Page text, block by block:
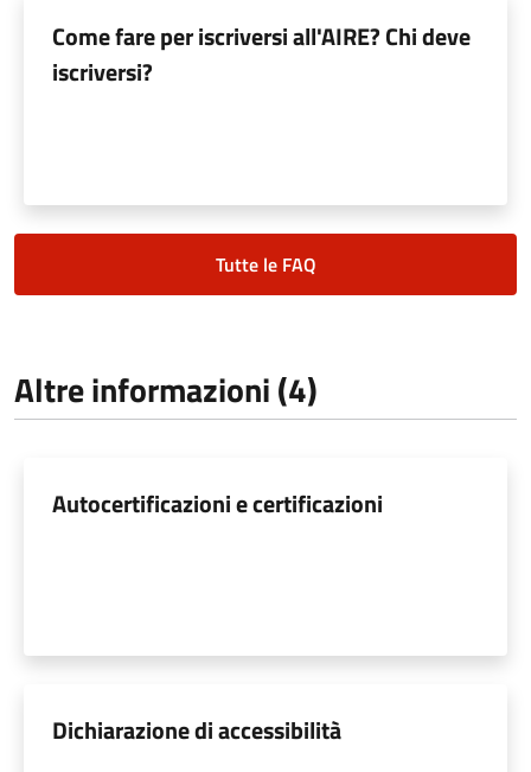
Come fare per iscriversi all'AIRE? Chi deve
iscriversi?
Tutte le FAQ
Altre informazioni (4)
Autocertificazioni e certificazioni
Dichiarazione di accessibilità